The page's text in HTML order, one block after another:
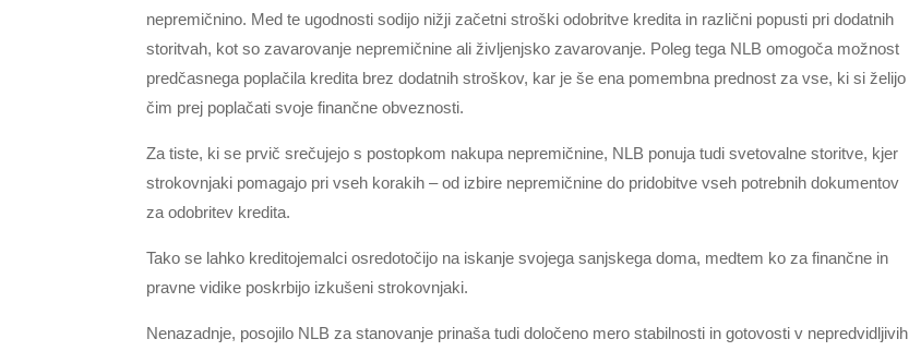
nepremičnino. Med te ugodnosti sodijo nižji začetni stroški odobritve kredita in različni popusti pri dodatnih
storitvah, kot so zavarovanje nepremičnine ali življenjsko zavarovanje. Poleg tega NLB omogoča možnost
predčasnega poplačila kredita brez dodatnih stroškov, kar je še ena pomembna prednost za vse, ki si želijo
čim prej poplačati svoje finančne obveznosti.
Za tiste, ki se prvič srečujejo s postopkom nakupa nepremičnine, NLB ponuja tudi svetovalne storitve, kjer
strokovnjaki pomagajo pri vseh korakih – od izbire nepremičnine do pridobitve vseh potrebnih dokumentov
za odobritev kredita.
Tako se lahko kreditojemalci osredotočijo na iskanje svojega sanjskega doma, medtem ko za finančne in
pravne vidike poskrbijo izkušeni strokovnjaki.
Nenazadnje, posojilo NLB za stanovanje prinaša tudi določeno mero stabilnosti in gotovosti v nepredvidljivih